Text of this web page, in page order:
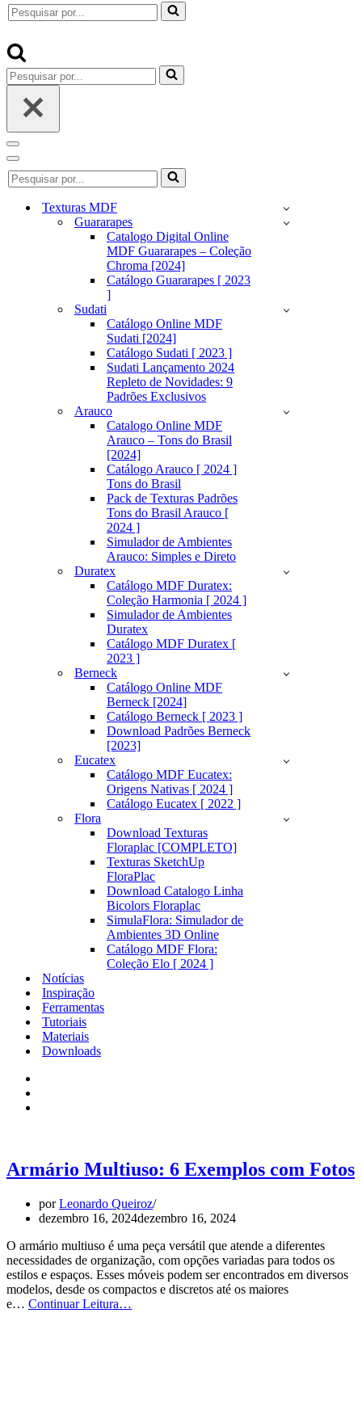
Pesquisar
por...
Pesquisar
por...
Menu
de
navegação
Menu
de
navegação
Pesquisar
por...
Texturas MDF
Guararapes
Catalogo Digital Online
MDF Guararapes – Coleção
Chroma [2024]
Catálogo Guararapes [ 2023
]
Sudati
Catálogo Online MDF
Sudati [2024]
Catálogo Sudati [ 2023 ]
Sudati Lançamento 2024
Repleto de Novidades: 9
Padrões Exclusivos
Arauco
Catalogo Online MDF
Arauco – Tons do Brasil
[2024]
Catálogo Arauco [ 2024 ]
Tons do Brasil
Pack de Texturas Padrões
Tons do Brasil Arauco [
2024 ]
Simulador de Ambientes
Arauco: Simples e Direto
Duratex
Catálogo MDF Duratex:
Coleção Harmonia [ 2024 ]
Simulador de Ambientes
Duratex
Catálogo MDF Duratex [
2023 ]
Berneck
Catálogo Online MDF
Berneck [2024]
Catálogo Berneck [ 2023 ]
Download Padrões Berneck
[2023]
Eucatex
Catálogo MDF Eucatex:
Origens Nativas [ 2024 ]
Catálogo Eucatex [ 2022 ]
Flora
Download Texturas
Floraplac [COMPLETO]
Texturas SketchUp
FloraPlac
Download Catalogo Linha
Bicolors Floraplac
SimulaFlora: Simulador de
Ambientes 3D Online
Catálogo MDF Flora:
Coleção Elo [ 2024 ]
Notícias
Inspiração
Ferramentas
Tutoriais
Materiais
Downloads
Armário Multiuso: 6 Exemplos com Fotos
porLeonardo Queiroz
dezembro 16, 2024dezembro 16, 2024
O armário multiuso é uma peça versátil que atende a diferentes
necessidades de organização, com opções variadas para todos os
estilos e espaços. Esses móveis podem ser encontrados em diversos
modelos, desde os compactos e discretos até os maiores
e… Continuar Leitura…